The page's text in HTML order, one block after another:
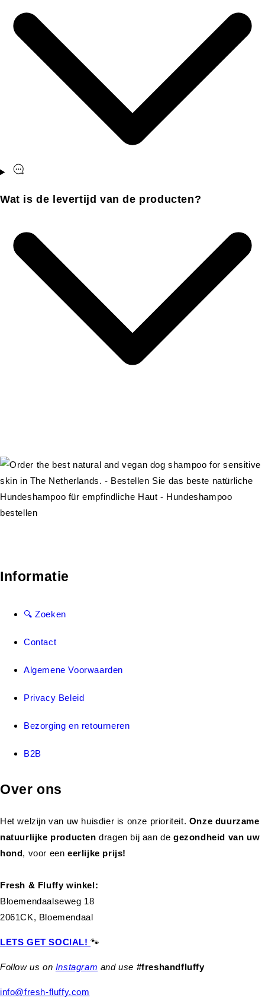
Wat is de levertijd van de producten?
Informatie
🔍 Zoeken
Contact
Algemene Voorwaarden
Privacy Beleid
Bezorging en retourneren
B2B
Over ons
Het welzijn van uw huisdier is onze prioriteit. Onze duurzame
natuurlijke productendragen bij aan de gezondheid van uw
hond, voor eeneerlijke prijs!
Fresh & Fluffy winkel:
Bloemendaalseweg 18
2061CK, Bloemendaal
LETS GET SOCIAL!🐾
Follow us on Instagram and use #freshandfluffy
info@fresh-fluffy.com